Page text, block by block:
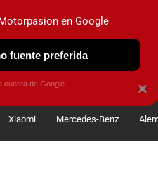
OBSERVATORIO
Xiaomi Mercedes-Benz
×
en Google
fuente preferida
cuenta de Google